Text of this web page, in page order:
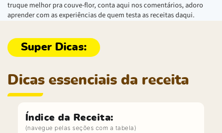
truque melhor pra couve-flor, conta aqui nos comentários, adoro
aprender com as experiências de quem testa as receitas daqui.
Dicas essenciais da receita
Índice da Receita: